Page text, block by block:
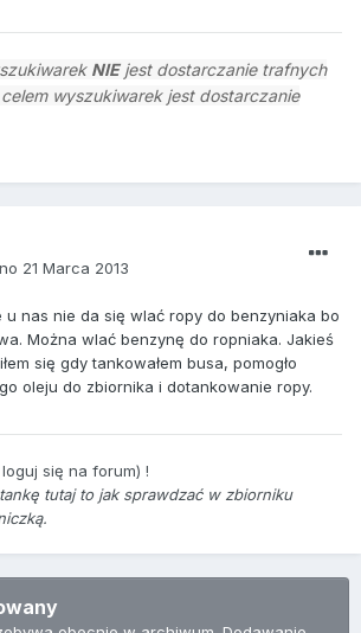
NIE jest dostarczanie trafnych
celem wyszukiwarek jest dostarczanie
21 Marca 2013
u nas nie da się wlać ropy do benzyniaka bo
Można wlać benzynę do ropniaka. Jakieś
się gdy tankowałem busa, pomogło
oleju do zbiornika i dotankowanie ropy.
się na forum) !
tutaj to jak sprawdzać w zbiorniku